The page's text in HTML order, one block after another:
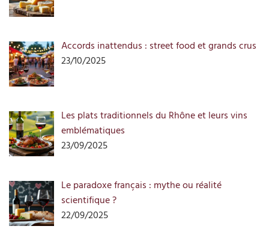
Accords inattendus : street food et grands crus
23/10/2025
Les plats traditionnels du Rhône et leurs vins
emblématiques
23/09/2025
Le paradoxe français : mythe ou réalité
scientifique ?
22/09/2025